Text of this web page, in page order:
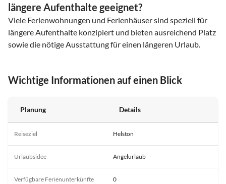
längere Aufenthalte geeignet?
Viele Ferienwohnungen und Ferienhäuser sind speziell für
längere Aufenthalte konzipiert und bieten ausreichend Platz
sowie die nötige Ausstattung für einen längeren Urlaub.
Wichtige Informationen auf einen Blick
Planung Details
Reiseziel Helston
Urlaubsidee Angelurlaub
Verfügbare Ferienunterkünfte 0